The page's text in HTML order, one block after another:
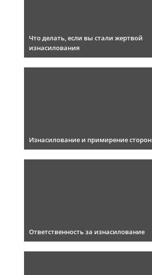
Что делать, если вы стали жертвой
изнасилования
Изнасилование и примирение сторон
Ответственность за изнасилование